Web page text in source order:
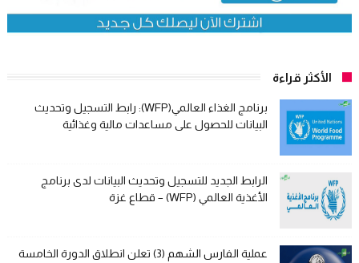
الأكثر قراءة
برنامج الغذاء العالمي(WFP): رابط التسجيل وتحديث
البيانات للحصول على مساعدات مالية وغذائية
الرابط الجديد للتسجيل وتحديث البيانات لدى برنامج
الأغذية العالمي (WFP) – قطاع غزة
عملية الفارس الشهم (3) تعلن انطلاق الدورة الخامسة